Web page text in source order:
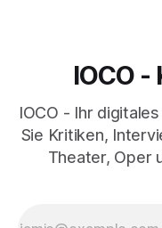
IOCO
IOCO - Ihr
Sie Kritiken,
Theater, Oper